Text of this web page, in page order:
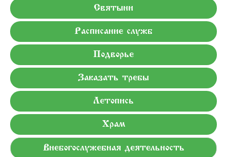
Святыни
Расписание служб
Подворье
Заказать требы
Летопись
Храм
Внебогослужебная деятельность